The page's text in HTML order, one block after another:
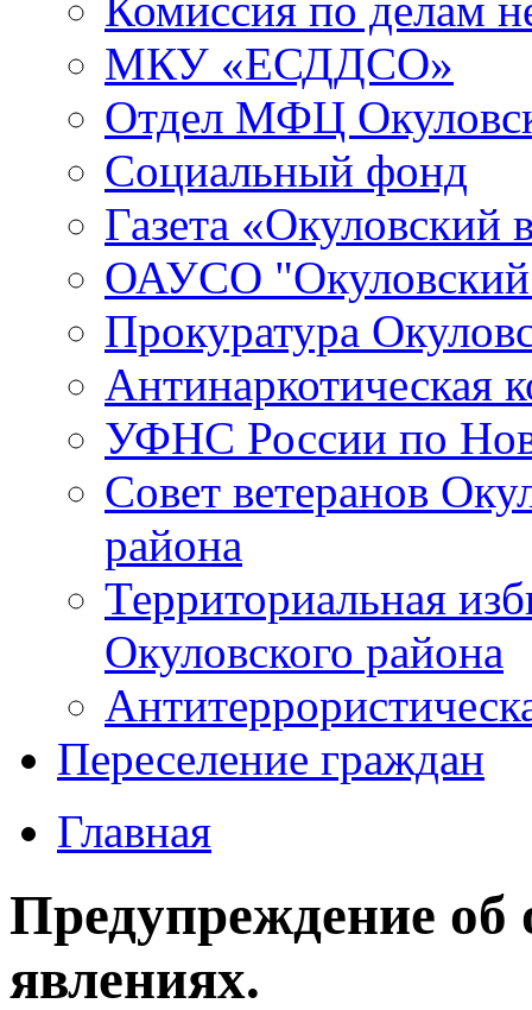
МКУ «ЕСДДСО»
Отдел МФЦ
Социальный фонд
Газета «Окуловский
ОАУСО
Прокуратура
Антинаркотическая
УФНС России по
Совет ветеранов
района
Территориальная
Окуловского района
Переселение граждан
Главная
Предупреждение
явлениях.